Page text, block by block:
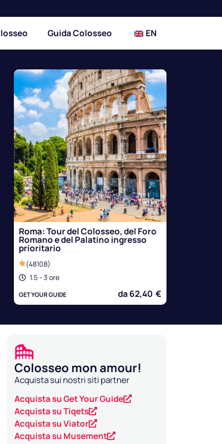
Guida Colosseo EN
Roma: Tour del Colosseo, del Foro
Romano e del Palatino ingresso
prioritario
(48108)
1.5 - 3 ore
GET YOUR GUIDE da 62,40 €
Colosseo mon amour!
Acquista sui nostri siti partner
Acquista su Get Your Guide
Acquista su Tiqets
Acquista su Viator
Acquista su Musement